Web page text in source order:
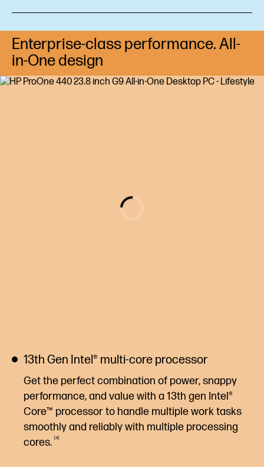
Enterprise-class performance. All-
in-One design
13th Gen Intel® multi-core processor
Get the perfect combination of power, snappy
performance, and value with a 13th gen Intel®
Core™ processor to handle multiple work tasks
smoothly and reliably with multiple processing
cores.
4